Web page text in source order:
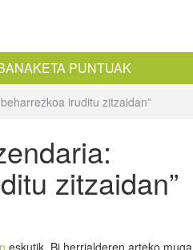
PUNTUAK
iruditu zitzaidan”
zitzaidan”
eskutik. Bi herrialderen arteko muga